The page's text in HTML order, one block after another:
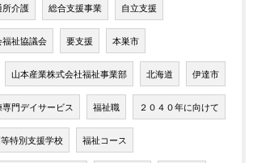
所介護 総合支援事業 自立支援
福祉協議会 要支援 本巣市
山本産業株式会社福祉事業部 北海道 伊達市
門デイサービス 福祉職 ２０４０年に向けて
特別支援学校 福祉コース